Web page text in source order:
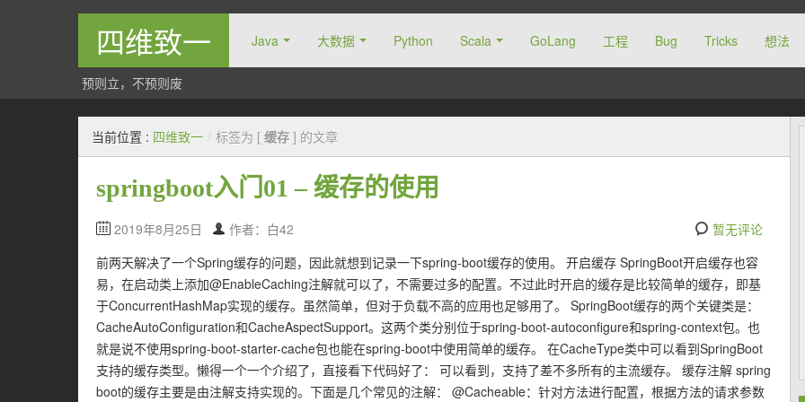
四维致一 Java 大数据 Python Scala GoLang 工程 Bug Tricks 想法
预则立，不预则废
当前位置 : 四维致一 / 标签为 [ 缓存 ] 的文章
springboot入门01 – 缓存的使用
2019年8月25日 作者：白42
暂无评论
前两天解决了一个Spring缓存的问题，因此就想到记录一下spring-boot缓存的使用。 开启缓存 SpringBoot开启缓存也容
易，在启动类上添加@EnableCaching注解就可以了，不需要过多的配置。不过此时开启的缓存是比较简单的缓存，即基
于ConcurrentHashMap实现的缓存。虽然简单，但对于负载不高的应用也足够用了。 SpringBoot缓存的两个关键类是：
CacheAutoConfiguration和CacheAspectSupport。这两个类分别位于spring-boot-autoconfigure和spring-context包。也
就是说不使用spring-boot-starter-cache包也能在spring-boot中使用简单的缓存。 在CacheType类中可以看到SpringBoot
支持的缓存类型。懒得一个一个介绍了，直接看下代码好了： 可以看到，支持了差不多所有的主流缓存。 缓存注解 spring
boot的缓存主要是由注解支持实现的。下面是几个常见的注解： @Cacheable：针对方法进行配置，根据方法的请求参数